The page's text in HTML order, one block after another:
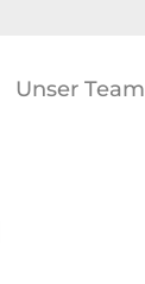
Unser Team